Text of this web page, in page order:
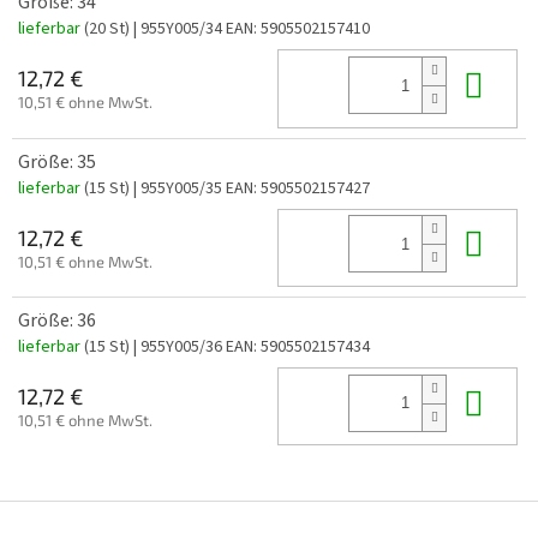
lieferbar(20 St) | 955Y005/34EAN: 5905502157410
12,72 €
10,51 € ohne MwSt.
Größe: 35
lieferbar(15 St) | 955Y005/35 EAN: 5905502157427
12,72 €
10,51 € ohne MwSt.
Größe: 36
lieferbar(15 St) | 955Y005/36EAN: 5905502157434
12,72 €
10,51 € ohne MwSt.